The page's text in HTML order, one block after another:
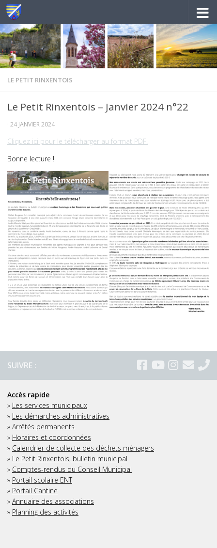
Au dessous du contenu
LE PETIT RINXENTOIS
Le Petit Rinxentois – Janvier 2024 n°22
· 24 JANVIER 2024
Cliquez ici pour le télécharger au format PDF.
Bonne lecture !
SUIVRE :
Accès rapide
» Les services municipaux
» Les démarches administratives
» Arrêtés permanents
» Horaires et coordonnées
» Calendrier de collecte des déchets ménagers
» Le Petit Rinxentois, bulletin municipal
» Comptes-rendus du Conseil Municipal
» Portail scolaire ENT
» Portail Cantine
» Annuaire des associations
» Planning des activités